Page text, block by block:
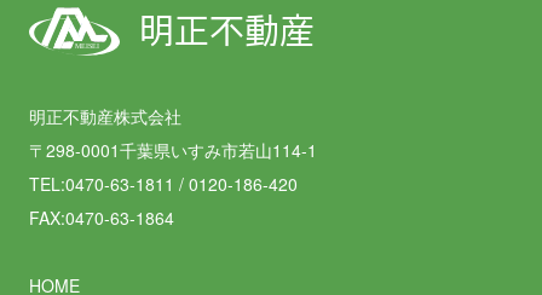
MEISEI 明正不動産
明正不動産株式会社
〒298-0001千葉県いすみ市若山114-1
TEL:0470-63-1811 / 0120-186-420
FAX:0470-63-1864
HOME